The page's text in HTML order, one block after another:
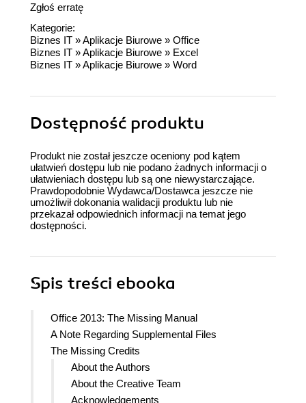
Zgłoś erratę
Kategorie:
Biznes IT »Aplikacje Biurowe » Office
Biznes IT »Aplikacje Biurowe » Excel
Biznes IT »Aplikacje Biurowe » Word
Dostępność produktu
Produkt nie został jeszcze oceniony pod kątem
ułatwień dostępu lub nie podano żadnych informacji o
ułatwieniach dostępu lub są one niewystarczające.
Prawdopodobnie Wydawca/Dostawca jeszcze nie
umożliwił dokonania walidacji produktu lub nie
przekazał odpowiednich informacji na temat jego
dostępności.
Spis treści ebooka
Office 2013: The Missing Manual
A Note Regarding Supplemental Files
The Missing Credits
About the Authors
About the Creative Team
Acknowledgements